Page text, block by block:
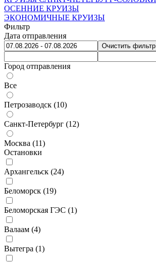
ОСЕННИЕ КРУИЗЫ
ЭКОНОМИЧНЫЕ КРУИЗЫ
Фильтр
Дата отправления
Очистить фильтр
Город отправления
Все
Петрозаводск (10)
Санкт-Петербург (12)
Москва (11)
Остановки
Архангельск (24)
Беломорск (19)
Беломорская ГЭС (1)
Валаам (4)
Вытегра (1)